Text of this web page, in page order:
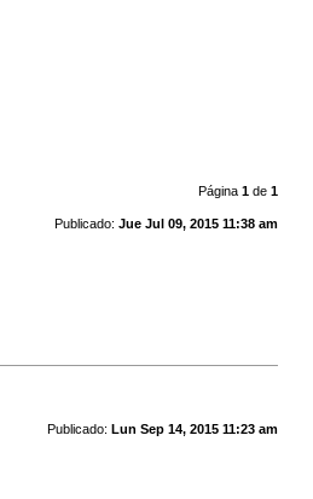
Página 1de 1
Publicado: Jue Jul 09, 2015 11:38 am
Publicado: Lun Sep 14, 2015 11:23 am